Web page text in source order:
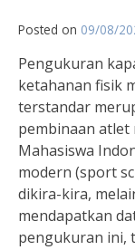
Posted on 09/08/
Pengukuran
ketahanan fisik
terstandar
pembinaan atlet
Mahasiswa
modern (sport
dikira-kira,
mendapatkan
pengukuran ini,